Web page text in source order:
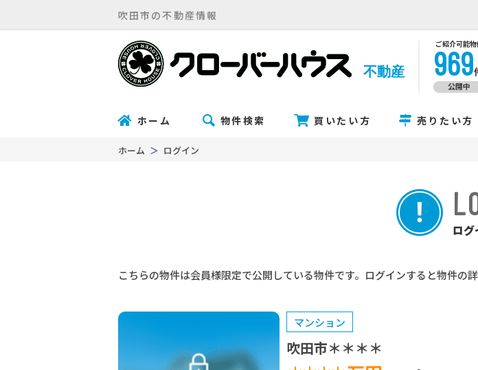
吹田市の不動産情報
不動産
ご紹介可能物
969
公開中
ホーム 物件検索 買いたい方 売りたい方
ホーム ログイン
ログ
こちらの物件は会員様限定で公開している物件です。ログインすると物件の
マンション
吹田市＊＊＊＊